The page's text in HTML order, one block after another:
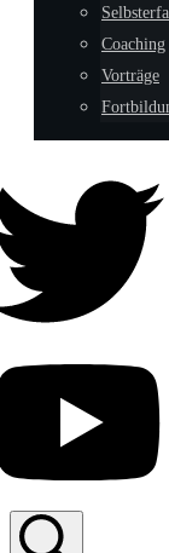
Coaching
Vorträge